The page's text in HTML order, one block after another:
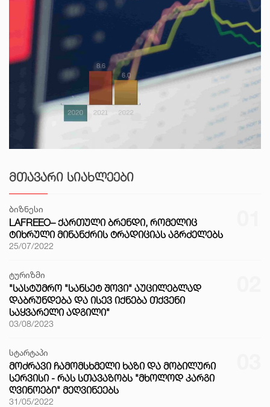
ᲛᲗᲐᲕᲐᲠᲘ ᲡᲘᲐᲮᲚᲔᲔᲑᲘ
ბიზნესი
LAFREEO– ᲥᲐᲠᲗᲣᲚᲘ ᲑᲠᲔᲜᲓᲘ, ᲠᲝᲛᲔᲚᲘᲪ
ᲢᲘᲮᲠᲣᲚᲘ ᲛᲘᲜᲐᲜᲥᲠᲘᲡ ᲢᲠᲐᲓᲘᲪᲘᲐᲡ ᲐᲒᲠᲫᲔᲚᲔᲑᲡ
25/07/2022
ტურიზმი
"ᲡᲐᲡᲢᲣᲛᲠᲝ "ᲡᲐᲜᲡᲔᲢ ᲨᲝᲕᲘ" ᲐᲣᲪᲘᲚᲔᲑᲚᲐᲓ
ᲓᲐᲑᲠᲣᲜᲓᲔᲑᲐ ᲓᲐ ᲘᲡᲔᲕ ᲘᲥᲜᲔᲑᲐ ᲗᲥᲕᲔᲜᲘ
ᲡᲐᲧᲕᲐᲠᲔᲚᲘ ᲐᲓᲒᲘᲚᲘ"
03/08/2023
სტარტაპი
ᲛᲝᲫᲠᲐᲕᲘ ᲩᲐᲛᲝᲛᲡᲮᲛᲔᲚᲘ ᲮᲐᲖᲘ ᲓᲐ ᲛᲝᲑᲘᲚᲣᲠᲘ
ᲡᲔᲠᲕᲘᲡᲘ - ᲠᲐᲡ ᲡᲗᲐᲕᲐᲖᲝᲑᲡ "ᲛᲮᲝᲚᲝᲓ ᲙᲐᲠᲒᲘ
ᲦᲕᲘᲜᲝᲔᲑᲘ" ᲛᲔᲦᲕᲘᲜᲔᲔᲑᲡ
31/05/2022